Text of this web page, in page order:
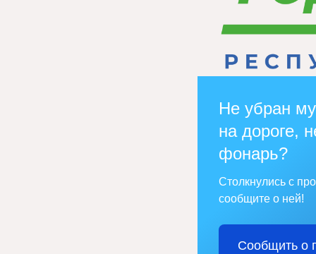
Не убран
на дороге,
фонарь?
Столкнулись с
сообщите о ней!
Сообщить о